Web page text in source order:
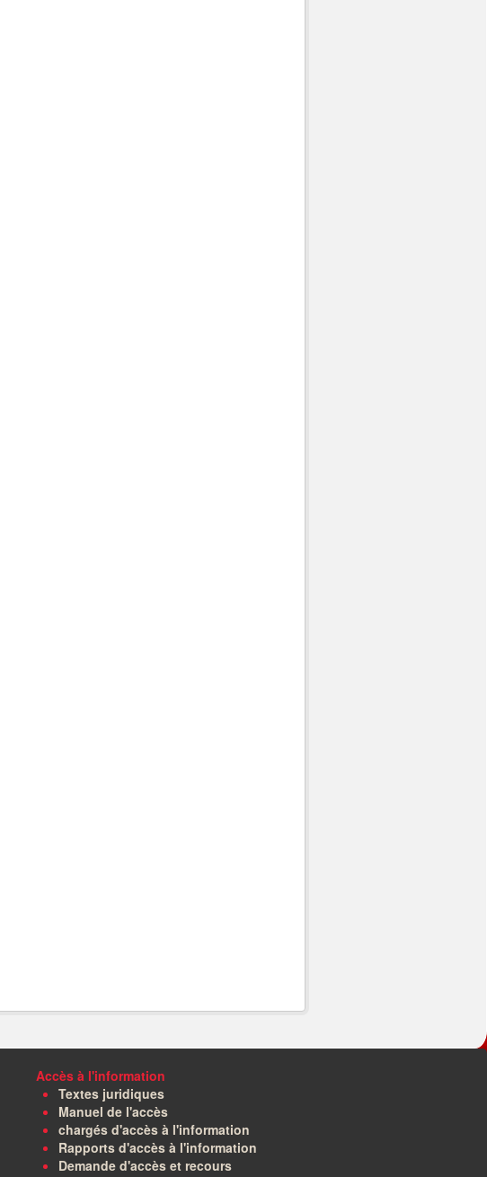
Accès à l'information
Textes juridiques
Manuel de l'accès
chargés d'accès à l'information
Rapports d'accès à l'information
Demande d'accès et recours